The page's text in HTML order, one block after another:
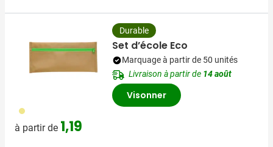
013
à partir de 1,19
Durable
Set d’école Eco
Marquage à partir de 50 unités
Livraison à partir de 14 août
Visonner